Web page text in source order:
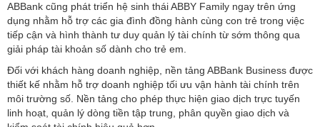
ABBank cũng phát triển hệ sinh thái ABBY Family ngay trên ứng
dụng nhằm hỗ trợ các gia đình đồng hành cùng con trẻ trong việc
tiếp cận và hình thành tư duy quản lý tài chính từ sớm thông qua
giải pháp tài khoản số dành cho trẻ em.
Đối với khách hàng doanh nghiệp, nền tảng ABBank Business được
thiết kế nhằm hỗ trợ doanh nghiệp tối ưu vận hành tài chính trên
môi trường số. Nền tảng cho phép thực hiện giao dịch trực tuyến
linh hoạt, quản lý dòng tiền tập trung, phân quyền giao dịch và